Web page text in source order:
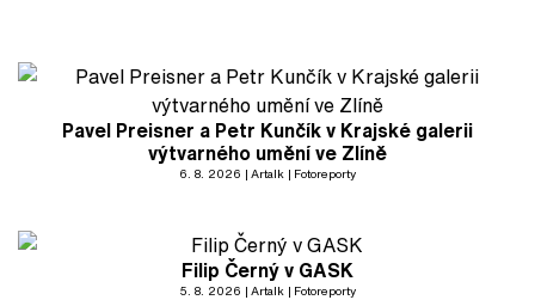
Pavel Preisner a Petr Kunčík v Krajské galerii
výtvarného umění ve Zlíně
6. 8. 2026 Artalk Fotoreporty
Filip Černý v GASK
5. 8. 2026 Artalk Fotoreporty